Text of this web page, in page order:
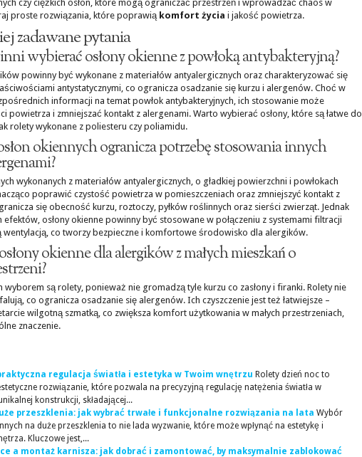
czy ciężkich osłon, które mogą ograniczać przestrzeń i wprowadzać chaos w
proste rozwiązania, które poprawią komfort życia i jakość powietrza.
zadawane pytania
wybierać osłony okienne z powłoką antybakteryjną?
powinny być wykonane z materiałów antyalergicznych oraz charakteryzować się
antystatycznymi, co ogranicza osadzanie się kurzu i alergenów. Choć w
informacji na temat powłok antybakteryjnych, ich stosowanie może
powietrza i zmniejszać kontakt z alergenami. Warto wybierać osłony, które są łatwe do
rolety wykonane z poliesteru czy poliamidu.
okiennych ogranicza potrzebę stosowania innych
wykonanych z materiałów antyalergicznych, o gładkiej powierzchni i powłokach
poprawić czystość powietrza w pomieszczeniach oraz zmniejszyć kontakt z
się obecność kurzu, roztoczy, pyłków roślinnych oraz sierści zwierząt. Jednak
efektów, osłony okienne powinny być stosowane w połączeniu z systemami filtracji
co tworzy bezpieczne i komfortowe środowisko dla alergików.
okienne dla alergików z małych mieszkań o
wyborem są rolety, ponieważ nie gromadzą tyle kurzu co zasłony i firanki. Rolety nie
co ogranicza osadzanie się alergenów. Ich czyszczenie jest też łatwiejsze –
wilgotną szmatką, co zwiększa komfort użytkowania w małych przestrzeniach,
znaczenie.
regulacja światła i estetyka w Twoim wnętrzu Rolety dzień noc to
rozwiązanie, które pozwala na precyzyjną regulację natężenia światła w
konstrukcji, składającej...
przeszklenia: jak wybrać trwałe i funkcjonalne rozwiązania na lata Wybór
na duże przeszklenia to nie lada wyzwanie, które może wpłynąć na estetykę i
Kluczowe jest,...
a montaż karnisza: jak dobrać i zamontować, by maksymalnie zablokować